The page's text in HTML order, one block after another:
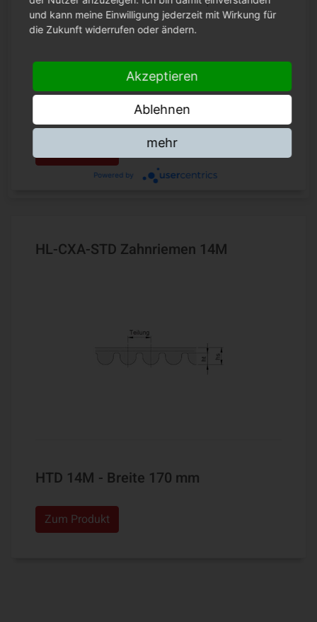
HTD 14M - Breite 115 mm
HL-CXA-STD Zahnriemen 14M
HTD 14M - Breite 170 mm
Zum Produkt
und kann meine Einwilligung jederzeit mit Wirkung für
die Zukunft widerrufen oder ändern.
Akzeptieren
Ablehnen
mehr
Powered by